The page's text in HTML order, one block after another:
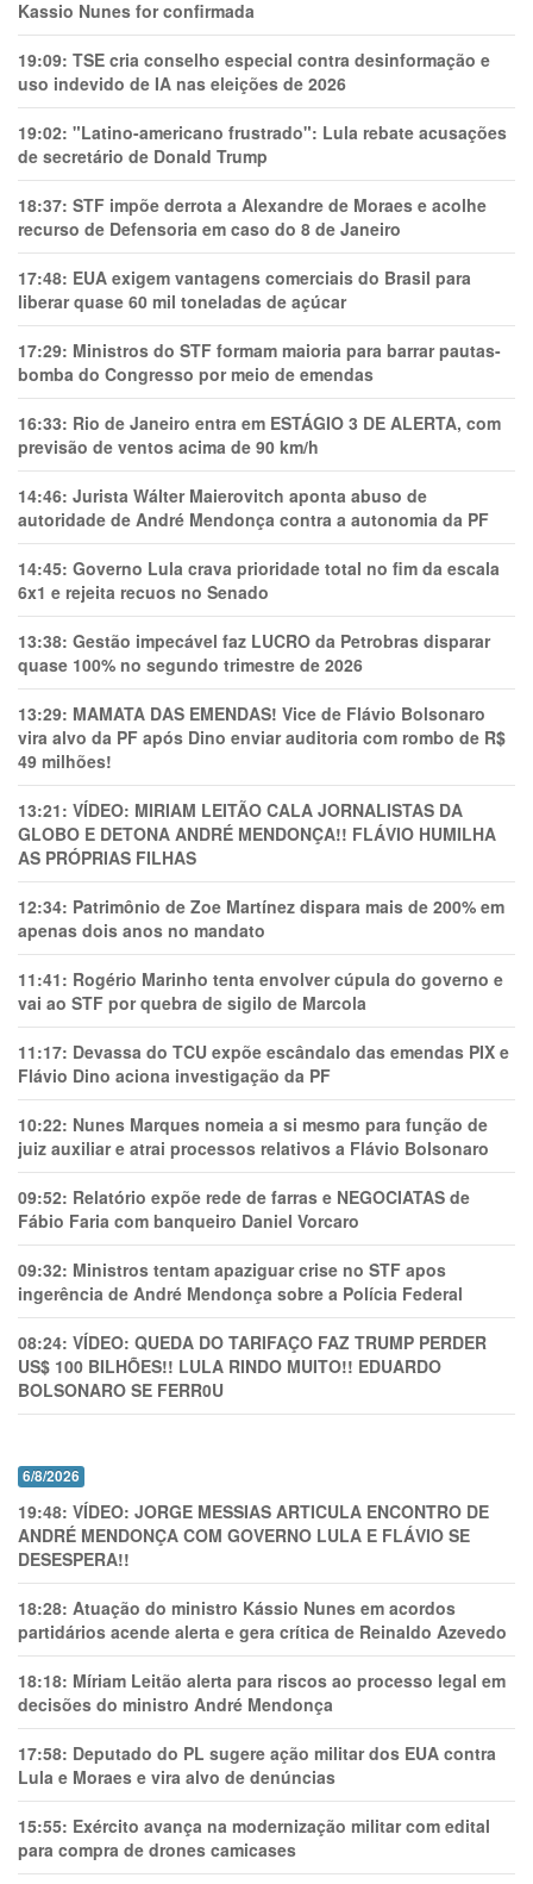
Kassio Nunes for confirmada
19:09: TSE cria conselho especial contra desinformação e
uso indevido de IA nas eleições de 2026
19:02: "Latino-americano frustrado": Lula rebate acusações
de secretário de Donald Trump
18:37: STF impõe derrota a Alexandre de Moraes e acolhe
recurso de Defensoria em caso do 8 de Janeiro
17:48: EUA exigem vantagens comerciais do Brasil para
liberar quase 60 mil toneladas de açúcar
17:29: Ministros do STF formam maioria para barrar pautas-
bomba do Congresso por meio de emendas
16:33: Rio de Janeiro entra em ESTÁGIO 3 DE ALERTA, com
previsão de ventos acima de 90 km/h
14:46: Jurista Wálter Maierovitch aponta abuso de
autoridade de André Mendonça contra a autonomia da PF
14:45: Governo Lula crava prioridade total no fim da escala
6x1 e rejeita recuos no Senado
13:38: Gestão impecável faz LUCRO da Petrobras disparar
quase 100% no segundo trimestre de 2026
13:29: MAMATA DAS EMENDAS! Vice de Flávio Bolsonaro
vira alvo da PF após Dino enviar auditoria com rombo de R$
49 milhões!
13:21: VÍDEO: MIRIAM LEITÃO CALA JORNALISTAS DA
GLOBO E DETONA ANDRÉ MENDONÇA!! FLÁVIO HUMILHA
AS PRÓPRIAS FILHAS
12:34: Patrimônio de Zoe Martínez dispara mais de 200% em
apenas dois anos no mandato
11:41: Rogério Marinho tenta envolver cúpula do governo e
vai ao STF por quebra de sigilo de Marcola
11:17: Devassa do TCU expõe escândalo das emendas PIX e
Flávio Dino aciona investigação da PF
10:22: Nunes Marques nomeia a si mesmo para função de
juiz auxiliar e atrai processos relativos a Flávio Bolsonaro
09:52: Relatório expõe rede de farras e NEGOCIATAS de
Fábio Faria com banqueiro Daniel Vorcaro
09:32: Ministros tentam apaziguar crise no STF apos
ingerência de André Mendonça sobre a Polícia Federal
08:24: VÍDEO: QUEDA DO TARIFAÇO FAZ TRUMP PERDER
US$ 100 BILHÕES!! LULA RINDO MUITO!! EDUARDO
BOLSONARO SE FERR0U
6/8/2026
19:48: VÍDEO: JORGE MESSIAS ARTICULA ENCONTRO DE
ANDRÉ MENDONÇA COM GOVERNO LULA E FLÁVIO SE
DESESPERA!!
18:28: Atuação do ministro Kássio Nunes em acordos
partidários acende alerta e gera crítica de Reinaldo Azevedo
18:18: Míriam Leitão alerta para riscos ao processo legal em
decisões do ministro André Mendonça
17:58: Deputado do PL sugere ação militar dos EUA contra
Lula e Moraes e vira alvo de denúncias
15:55: Exército avança na modernização militar com edital
para compra de drones camicases